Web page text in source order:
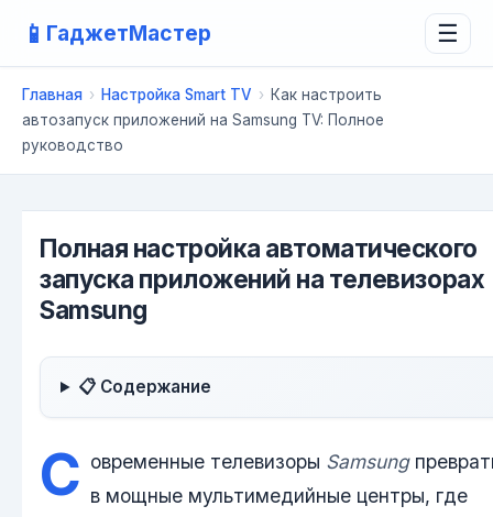
📱 ГаджетМастер ☰
Главная › Настройка Smart TV › Как настроить
автозапуск приложений на Samsung TV: Полное
руководство
Полная настройка автоматического
запуска приложений на телевизорах
Samsung
📋 Содержание
С овременные телевизоры Samsung
в мощные мультимедийные центры, где